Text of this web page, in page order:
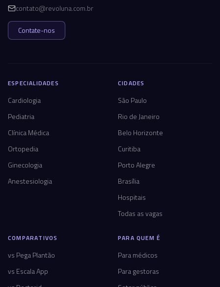
contato@revoluna.com.br
Contate-nos
ESPECIALIDADES
Cardiologia
Pediatria
Clínica Médica
Ortopedia
Ginecologia
Anestesiologia
CIDADES
São Paulo
Rio de Janeiro
Belo Horizonte
Curitiba
Porto Alegre
Brasília
Hospitais
Todas as vagas
COMPARATIVOS
vs Pega Plantão
vs Escala App
PARA QUEM É
Para médicos
Para gestoras